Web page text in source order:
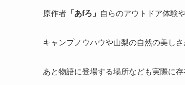
原作者 「あfろ」 自らのアウトドア体験
キャンプノウハウや山梨の自然の美しさ
あと物語に登場する場所なども実際に